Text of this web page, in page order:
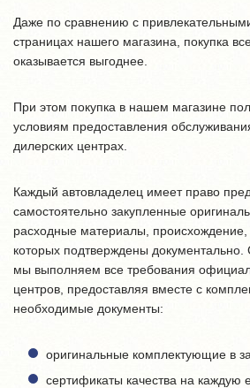
Даже по сравнению с
страницах нашего магазина, покупка
оказывается выгоднее.
При этом покупка в нашем магазине
условиям предоставления
дилерских центрах.
Каждый автовладелец имеет право
самостоятельно закупленные
расходные материалы, происхождение,
которых подтверждены документально.
мы выполняем все требования
центров, предоставляя вместе с
необходимые документы:
оригинальные комплектующие в
сертификаты качества на каждую